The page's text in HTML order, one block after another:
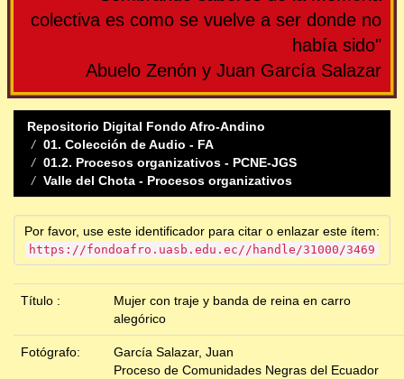
colectiva es como se vuelve a ser donde no
había sido"
Abuelo Zenón y Juan García Salazar
Repositorio Digital Fondo Afro-Andino
01. Colección de Audio - FA
01.2. Procesos organizativos - PCNE-JGS
Valle del Chota - Procesos organizativos
Por favor, use este identificador para citar o enlazar este ítem:
https://fondoafro.uasb.edu.ec//handle/31000/3469
Título :
Mujer con traje y banda de reina en carro
alegórico
Fotógrafo:
García Salazar, Juan
Proceso de Comunidades Negras del Ecuador